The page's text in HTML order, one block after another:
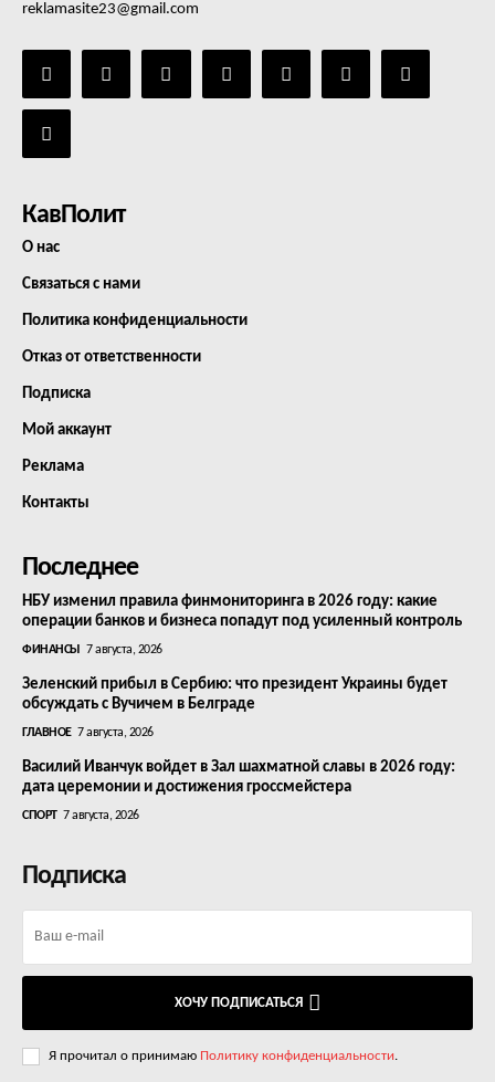
reklamasite23@gmail.com
КавПолит
О нас
Связаться с нами
Политика конфиденциальности
Отказ от ответственности
Подписка
Мой аккаунт
Реклама
Контакты
Последнее
НБУ изменил правила финмониторинга в 2026 году: какие
операции банков и бизнеса попадут под усиленный контроль
ФИНАНСЫ 7 августа, 2026
Зеленский прибыл в Сербию: что президент Украины будет
обсуждать с Вучичем в Белграде
ГЛАВНОЕ 7 августа, 2026
Василий Иванчук войдет в Зал шахматной славы в 2026 году:
дата церемонии и достижения гроссмейстера
СПОРТ 7 августа, 2026
Подписка
ХОЧУ ПОДПИСАТЬСЯ
Я прочитал о принимаю Политику конфиденциальности.